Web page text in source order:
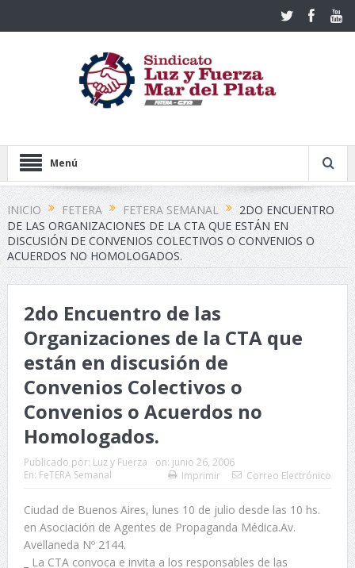
Menú
INICIO FETERA FETERA SEMANAL
2DO ENCUENTRO
DE LAS ORGANIZACIONES DE LA CTA QUE ESTÁN EN
DISCUSIÓN DE CONVENIOS COLECTIVOS O CONVENIOS O
ACUERDOS NO HOMOLOGADOS.
2do Encuentro de las
Organizaciones de la CTA que
están en discusión de
Convenios Colectivos o
Convenios o Acuerdos no
Homologados.
Publicado por: Luz y Fuerza on: junio 26, 2006
En: FeTERA Semanal Imprimir Correo Electrónico
Ciudad de Buenos Aires, lunes 10 de julio desde las 10 hs.
en Asociación de Agentes de Propaganda Médica.Av.
Avellaneda Nº 2144.
_ La CTA convoca e invita a los responsables de las